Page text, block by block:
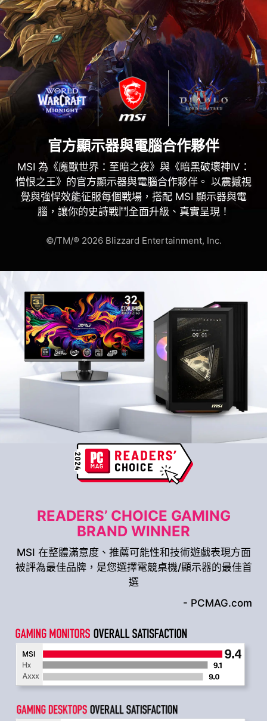
官方顯示器與電腦合作夥伴
MSI 為《魔獸世界：至暗之夜》與《暗黑破壞神IV：
憎恨之王》的官方顯示器與電腦合作夥伴。 以震撼視
覺與強悍效能征服每個戰場，搭配 MSI 顯示器與電
腦，讓你的史詩戰鬥全面升級、真實呈現！
©/TM/® 2026 Blizzard Entertainment, Inc.
READERS’ CHOICE GAMING
BRAND WINNER
MSI 在整體滿意度、推薦可能性和技術遊戲表現方面
被評為最佳品牌，是您選擇電競桌機/顯示器的最佳首
選
- PCMAG.com